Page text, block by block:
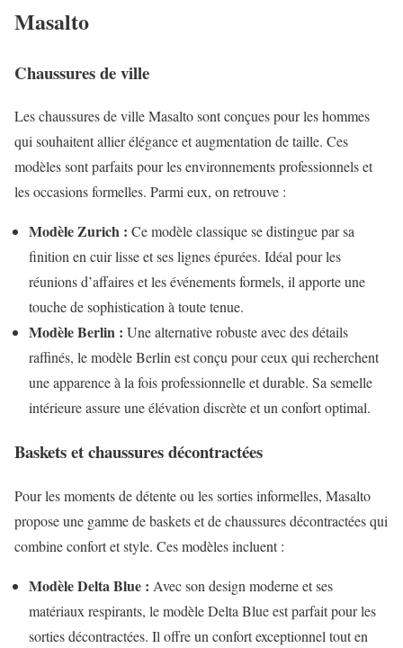
Masalto
Chaussures de ville
Les chaussures de ville Masalto sont conçues pour les hommes
qui souhaitent allier élégance et augmentation de taille. Ces
modèles sont parfaits pour les environnements professionnels et
les occasions formelles. Parmi eux, on retrouve :
Modèle Zurich : Ce modèle classique se distingue par sa
finition en cuir lisse et ses lignes épurées. Idéal pour les
réunions d’affaires et les événements formels, il apporte une
touche de sophistication à toute tenue.
Modèle Berlin : Une alternative robuste avec des détails
raffinés, le modèle Berlin est conçu pour ceux qui recherchent
une apparence à la fois professionnelle et durable. Sa semelle
intérieure assure une élévation discrète et un confort optimal.
Baskets et chaussures décontractées
Pour les moments de détente ou les sorties informelles, Masalto
propose une gamme de baskets et de chaussures décontractées qui
combine confort et style. Ces modèles incluent :
Modèle Delta Blue : Avec son design moderne et ses
matériaux respirants, le modèle Delta Blue est parfait pour les
sorties décontractées. Il offre un confort exceptionnel tout en